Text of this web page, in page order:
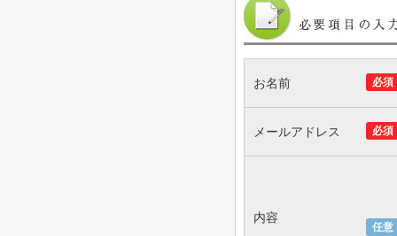
必須
お名前
必須
メールアドレス
任意
内容